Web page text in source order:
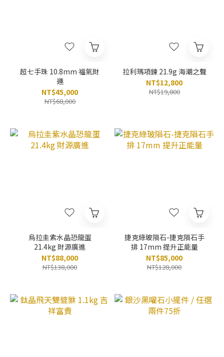
超七手珠 10.8mm 福氣財
運
NT$45,000
NT$68,000
拉利瑪項鍊 21.9g 海潮之聲
NT$12,800
NT$19,800
烏拉圭紫水晶恐龍蛋
21.4kg 財源廣進
NT$88,000
NT$138,000
捷克綠玻隕石-捷克隕石手
排 17mm 提升正能量
NT$85,000
NT$128,000